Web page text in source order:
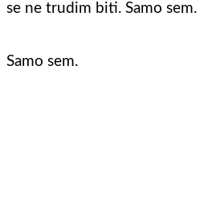
se ne trudim biti. Samo sem.
Samo sem.